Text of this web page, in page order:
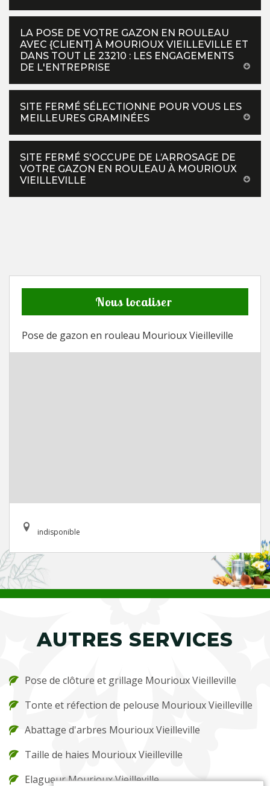
LA POSE DE VOTRE GAZON EN ROULEAU
AVEC {CLIENT] À MOURIOUX VIEILLEVILLE ET
DANS TOUT LE 23210 : LES ENGAGEMENTS
DE L'ENTREPRISE
SITE FERMÉ SÉLECTIONNE POUR VOUS LES
MEILLEURES GRAMINÉES
SITE FERMÉ S'OCCUPE DE L’ARROSAGE DE
VOTRE GAZON EN ROULEAU À MOURIOUX
VIEILLEVILLE
Nous localiser
Pose de gazon en rouleau Mourioux Vieilleville
indisponible
AUTRES SERVICES
Pose de clôture et grillage Mourioux Vieilleville
Tonte et réfection de pelouse Mourioux Vieilleville
Abattage d'arbres Mourioux Vieilleville
Taille de haies Mourioux Vieilleville
Elagueur Mourioux Vieilleville